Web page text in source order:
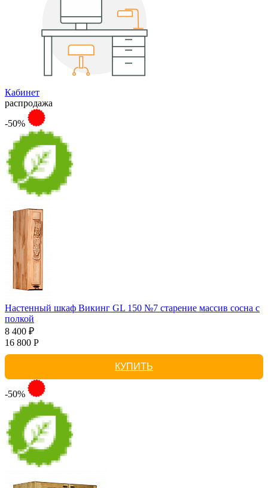
Кабинет
распродажа
-50%
Настенный шкаф Викинг GL 150 №7 старение массив сосна с
полкой
8 400 ₽
16 800 Р
КУПИТЬ
-50%